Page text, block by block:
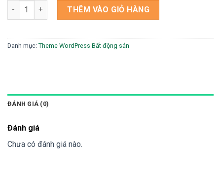
Theme wordpress bất động sản số lượng
THÊM VÀO GIỎ HÀNG
Danh mục: Theme WordPress Bất động sản
ĐÁNH GIÁ (0)
Đánh giá
Chưa có đánh giá nào.